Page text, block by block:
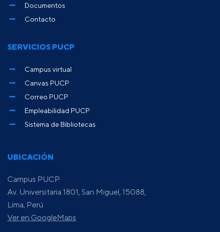
UBICACIÓN
Campus PUCP
Av. Universitaria 1801, San Miguel, 15088,
Lima, Perú
Ver en GoogleMaps
Documentos
Contacto
SERVICIOS PUCP
Campus virtual
Canvas PUCP
Correo PUCP
Empleabilidad PUCP
Sistema de Bibliotecas